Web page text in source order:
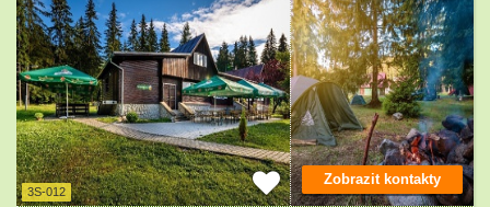
3S-012
Zobrazit kontakty